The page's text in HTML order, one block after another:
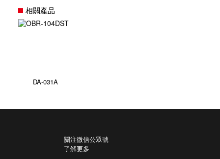
相關產品
DA-031A
關注微信公眾號
了解更多